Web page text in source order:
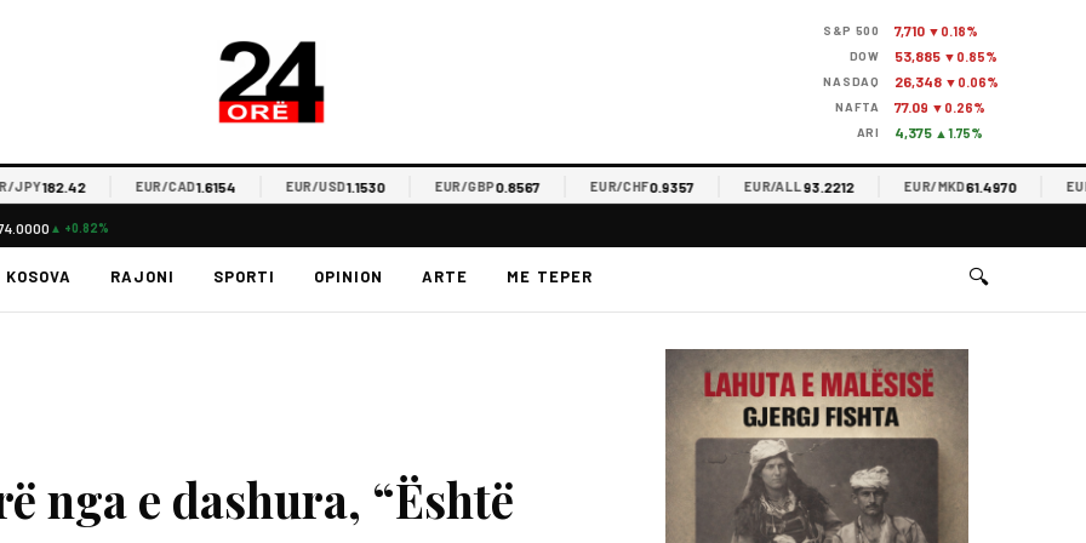
S&P 500 7,710 ▼0.18%
DOW 53,885 ▼0.85%
NASDAQ 26,348 ▼0.06%
NAFTA 77.09 ▼0.26%
ARI 4,375 ▲1.75%
182.42 EUR/CAD1.6154 EUR/USD1.1530 EUR/GBP0.8567 EUR/CHF0.9357 EUR/ALL93.2212 EUR/MKD61.4970 EUR/
▲ +0.82%
KOSOVA RAJONI SPORTI OPINION ARTE ME TEPER 🔍
nga e dashura, “Është